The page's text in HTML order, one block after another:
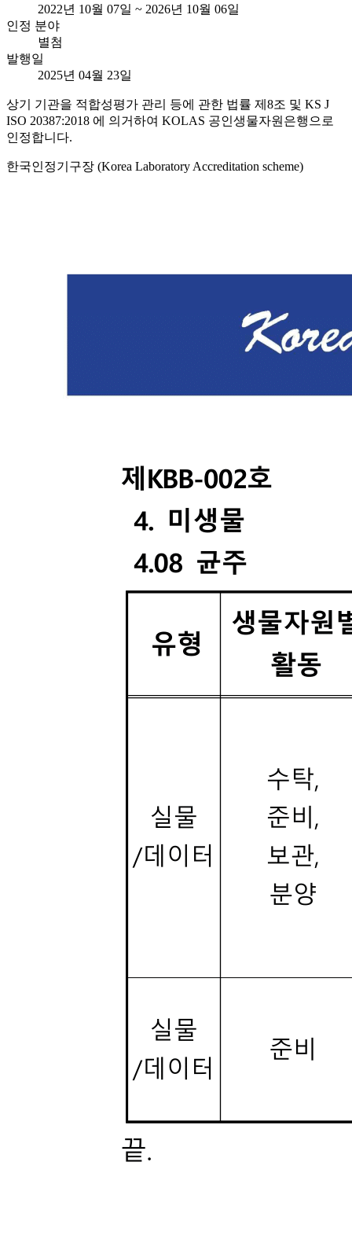
2022년 10월 07일 ~ 2026년 10월 06일
인정 분야
별첨
발행일
2025년 04월 23일
상기 기관을 적합성평가 관리 등에 관한 법률 제8조 및 KS J
ISO 20387:2018 에 의거하여 KOLAS 공인생물자원은행으로
인정합니다.
한국인정기구장 (Korea Laboratory Accreditation scheme)